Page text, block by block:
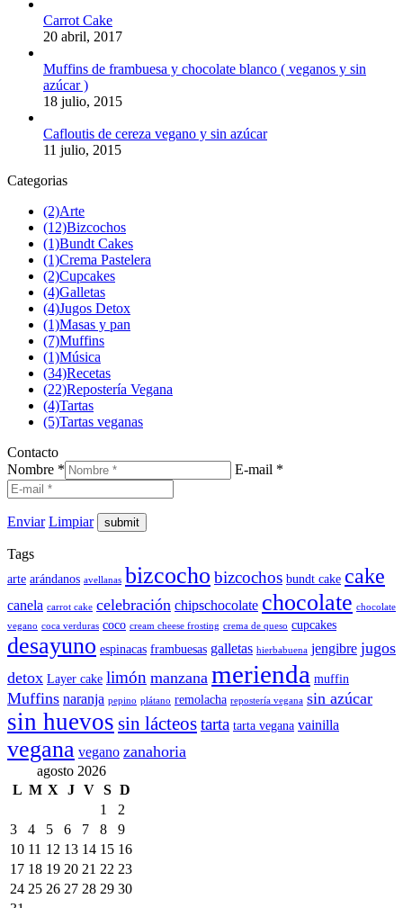
Carrot Cake
20 abril, 2017
Muffins de frambuesa y chocolate blanco ( veganos y sin
azúcar )
18 julio, 2015
Cafloutis de cereza vegano y sin azúcar
11 julio, 2015
Categorias
(2)Arte
(12)Bizcochos
(1)Bundt Cakes
(1)Crema Pastelera
(2)Cupcakes
(4)Galletas
(4)Jugos Detox
(1)Masas y pan
(7)Muffins
(1)Música
(34)Recetas
(22)Repostería Vegana
(4)Tartas
(5)Tartas veganas
Contacto
Nombre *
E-mail *
Enviar Limpiar
Tags
arte arándanos avellanas bizcocho bizcochos bundt cake cake
canela carrot cake celebración chipschocolate chocolate chocolate
vegano coca verduras coco cream cheese frosting crema de queso cupcakes
desayuno espinacas frambuesas galletas hierbabuena jengibre jugos
detox Layer cake limón manzana merienda muffin
Muffins naranja pepino plátano remolacha repostería vegana sin azúcar
sin huevos sin lácteostarta tarta vegana vainilla
vegana vegano zanahoria
agosto 2026
L M X J V S D
1
2
3
4 5 6 7 8
9
10 11 12 13 14 15 16
17 18 19 20 21 22 23
24 25 26 27 28 29 30